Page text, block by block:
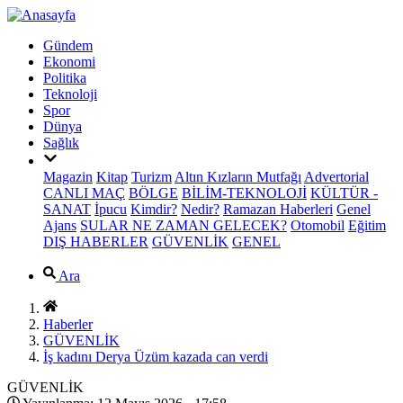
Gündem
Ekonomi
Politika
Teknoloji
Spor
Dünya
Sağlık
Magazin Kitap Turizm Altın Kızların Mutfağı Advertorial
CANLI MAÇ BÖLGE BİLİM-TEKNOLOJİ KÜLTÜR -
SANAT İpucu Kimdir? Nedir? Ramazan Haberleri Genel
Ajans SULAR NE ZAMAN GELECEK? Otomobil Eğitim
DIŞ HABERLER GÜVENLİK GENEL
Ara
Haberler
GÜVENLİK
İş kadını Derya Üzüm kazada can verdi
GÜVENLİK